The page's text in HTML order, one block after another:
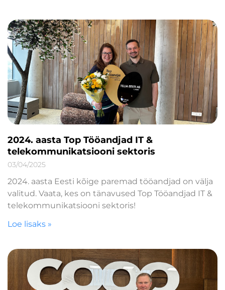
2024. aasta Top Tööandjad IT &
telekommunikatsiooni sektoris
03/04/2025
2024. aasta Eesti kõige paremad tööandjad on välja
valitud. Vaata, kes on tänavused Top Tööandjad IT &
telekommunikatsiooni sektoris!
Loe lisaks »